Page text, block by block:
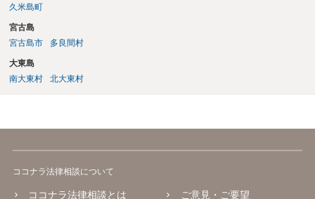
久米島町
宮古島
宮古島市
多良間村
大東島
南大東村
北大東村
ココナラ法律相談について
ココナラ法律相談とは ご意見・ご要望